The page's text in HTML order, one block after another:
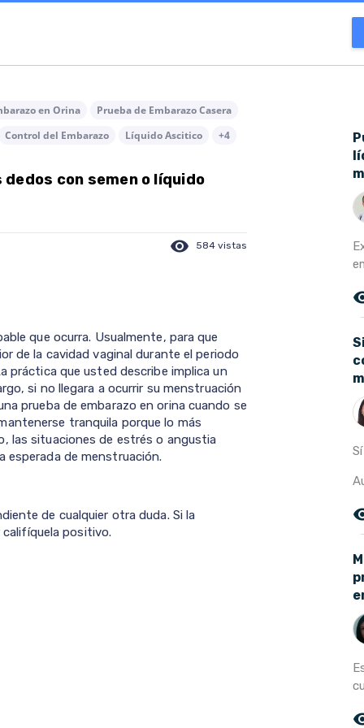
en Orina
Prueba de Embarazo Casera
Control del Embarazo Líquido Ascitico
+4
con semen o líquido
visibility 584 vistas
que ocurra. Usualmente, para que
de la cavidad vaginal durante el periodo
que usted describe implica un
si no llegara a ocurrir su menstruación
prueba de embarazo en orina cuando se
tranquila porque lo más
las situaciones de estrés o angustia
esperada de menstruación.
de cualquier otra duda. Si la
positivo.